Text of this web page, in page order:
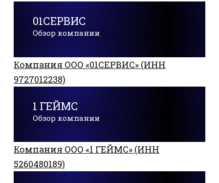
01СЕРВИС
Обзор компании
Компания ООО «01СЕРВИС» (ИНН
9727012238)
1 ГЕЙМС
Обзор компании
Компания ООО «1 ГЕЙМС» (ИНН
5260480189)